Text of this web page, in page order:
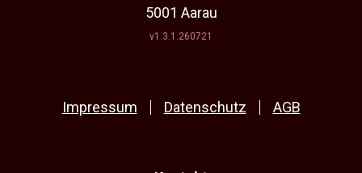
5001 Aarau
v1.3.1.260721
Impressum Datenschutz AGB